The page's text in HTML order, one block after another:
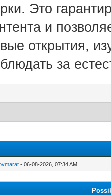
Это
и
открытия,
за
- 06-08-2026, 07:34 AM